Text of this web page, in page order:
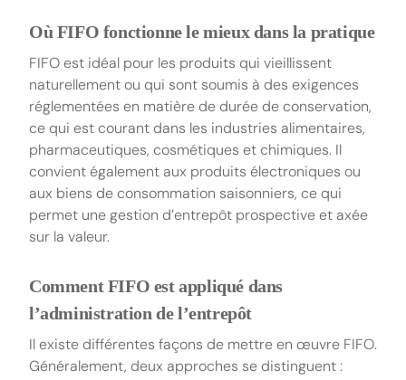
Où FIFO fonctionne le mieux dans la pratique
FIFO est idéal pour les produits qui vieillissent
naturellement ou qui sont soumis à des exigences
réglementées en matière de durée de conservation,
ce qui est courant dans les industries alimentaires,
pharmaceutiques, cosmétiques et chimiques. Il
convient également aux produits électroniques ou
aux biens de consommation saisonniers, ce qui
permet une gestion d’entrepôt prospective et axée
sur la valeur.
Comment FIFO est appliqué dans
l’administration de l’entrepôt
Il existe différentes façons de mettre en œuvre FIFO.
Généralement, deux approches se distinguent :